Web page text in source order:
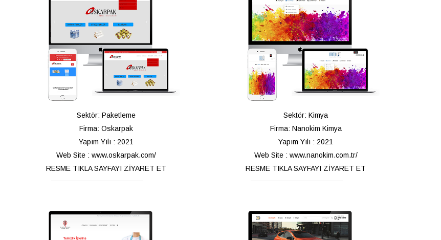
Sektör: Paketleme
Firma: Oskarpak
Yapım Yılı : 2021
Web Site : www.oskarpak.com/
RESME TIKLA SAYFAYI ZİYARET ET
Sektör: Kimya
Firma: Nanokim Kimya
Yapım Yılı : 2021
Web Site : www.nanokim.com.tr/
RESME TIKLA SAYFAYI ZİYARET ET